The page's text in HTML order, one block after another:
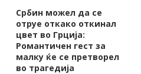
Србин можел да се
отруе откако откинал
цвет во Грција:
Романтичен гест за
малку ќе се претворел
во трагедија